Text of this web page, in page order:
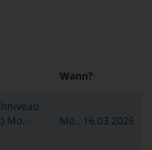
Wann?
Mo. -
Mo., 16.03.2026